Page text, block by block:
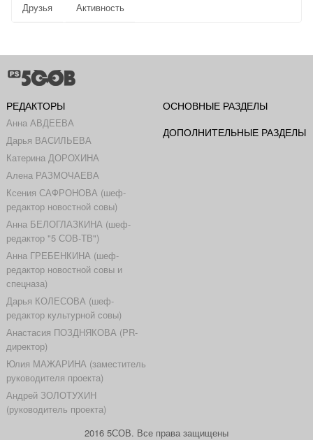
Друзья Активность
РЕДАКТОРЫ
Анна АВДЕЕВА
Дарья ВАСИЛЬЕВА
Катерина ДОРОХИНА
Алена РАЗМОЧАЕВА
Ксения САФРОНОВА (шеф-
редактор новостной совы)
Анна БЕЛОГЛАЗКИНА (шеф-
редактор "5 СОВ-ТВ")
Анна ГРЕБЕНКИНА (шеф-
редактор новостной совы и
спецназа)
Дарья КОЛЕСОВА (шеф-
редактор культурной совы)
Анастасия ПОЗДНЯКОВА (PR-
директор)
Юлия МАЖАРИНА (заместитель
руководителя проекта)
Андрей ЗОЛОТУХИН
(руководитель проекта)
ОСНОВНЫЕ РАЗДЕЛЫ
ДОПОЛНИТЕЛЬНЫЕ РАЗДЕЛЫ
2016 5СОВ. Все права защищены